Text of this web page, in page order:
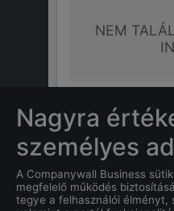
NEM
GYAKRAN
Nagyra
személyes
A Companywall Business
megfelelő működés
tegye a felhasználói élményt,